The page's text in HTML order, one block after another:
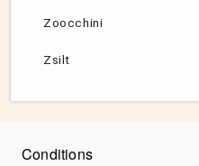
Zoocchini
Zsilt
Conditions